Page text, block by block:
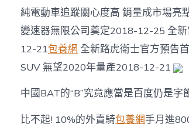
純電動車追蹤關心度高 銷量成市場
變速器無限公司奠定2018-12-25 全
12-21包養網 全新路虎衛士官方預告
SUV 無望2020年量產2018-12-21
中國BAT的“B”究竟應當是百度仍是字
比不起! 10%的外賣騎包養網手月進